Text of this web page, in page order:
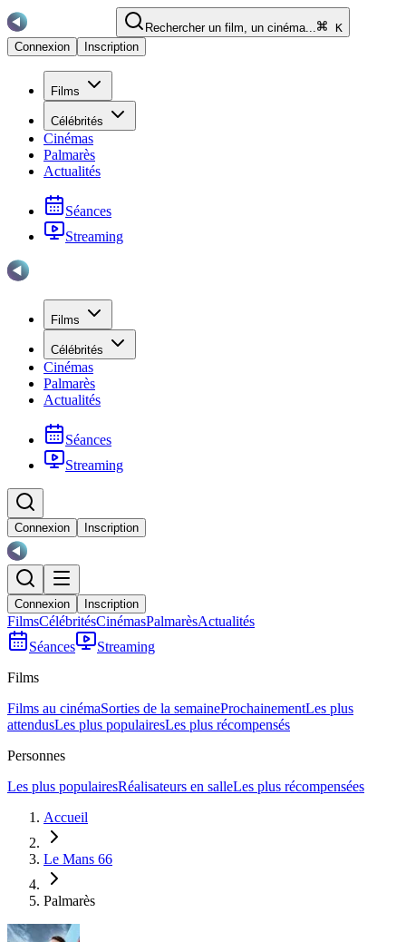
Rechercher un film, un cinéma...
K
Connexion
Inscription
Films
Célébrités
Cinémas
Palmarès
Actualités
Séances
Streaming
Films
Célébrités
Cinémas
Palmarès
Actualités
Séances
Streaming
Connexion Inscription
Connexion Inscription
FilmsCélébritésCinémasPalmarèsActualités
Séances
Streaming
Films
Films au cinémaSorties de la semaineProchainementLes plus
attendusLes plus populairesLes plus récompensés
Personnes
Les plus populairesRéalisateurs en salleLes plus récompensées
Accueil
Le Mans 66
Palmarès